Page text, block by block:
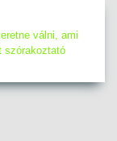
válni, ami
szórakoztató